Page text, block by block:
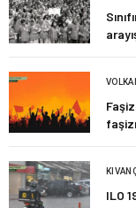
ILO